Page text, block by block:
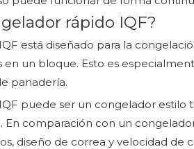
rápido IQF?
está diseñado para la
un bloque. Esto es
panadería.
puede ser un congelador
En comparación con un
diseño de correa y velocidad de